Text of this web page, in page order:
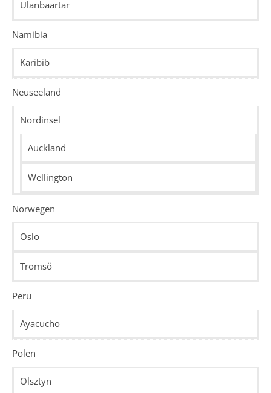
Ulanbaartar
Namibia
Karibib
Neuseeland
Nordinsel
Auckland
Wellington
Norwegen
Oslo
Tromsö
Peru
Ayacucho
Polen
Olsztyn